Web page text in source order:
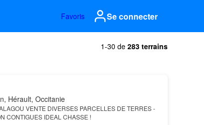
Favoris Se connecter
1-30 de 283 terrains
Hérault, Occitanie
VENTE DIVERSES PARCELLES DE TERRES -
CONTIGUES IDEAL CHASSE !